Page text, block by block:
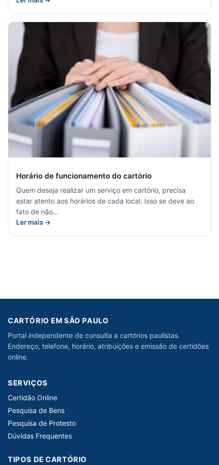
Horário de funcionamento do cartório
Quem deseja realizar um serviço em cartório, precisa
estar atento aos horários de cada local. Isso se deve ao
fato de não…
Ler mais →
CARTÓRIO EM SÃO PAULO
Portal independente de consulta a cartórios paulistas.
Endereço, telefone, horário, atribuições e emissão de certidões
online.
SERVIÇOS
Certidão Online
Pesquisa de Bens
Pesquisa de Protesto
Dúvidas Frequentes
TIPOS DE CARTÓRIO